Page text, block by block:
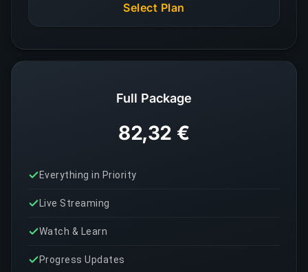
Select Plan
Full Package
82,32 €
Everything in Priority
Live Streaming
Watch & Learn
Progress Updates